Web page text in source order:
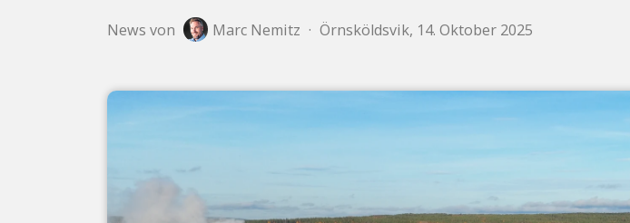
News von Marc Nemitz · Örnsköldsvik, 14. Oktober 2025